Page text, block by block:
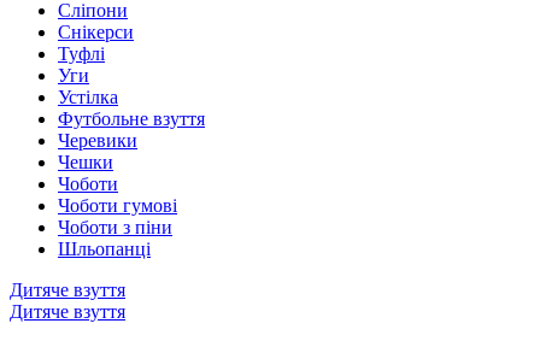
Сліпони
Снікерси
Туфлі
Уги
Устілка
Футбольне взуття
Черевики
Чешки
Чоботи
Чоботи гумові
Чоботи з піни
Шльопанці
Дитяче взуття
Дитяче взуття